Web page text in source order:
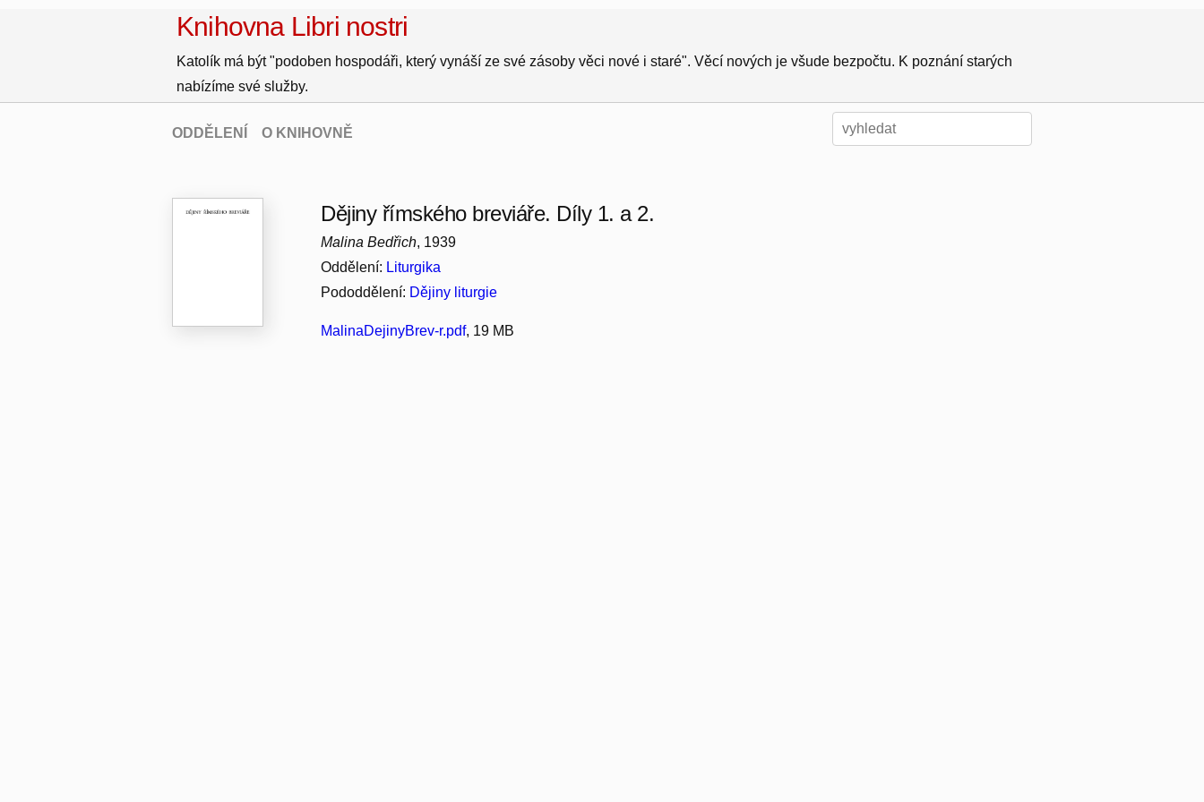
Knihovna Libri nostri
Katolík má být "podoben hospodáři, který vynáší ze své zásoby věci nové i staré". Věcí nových je všude bezpočtu. K poznání starých
nabízíme své služby.
ODDĚLENÍ O KNIHOVNĚ
Dějiny římského breviáře. Díly 1. a 2.
Malina Bedřich, 1939
Oddělení: Liturgika
Pododdělení: Dějiny liturgie
MalinaDejinyBrev-r.pdf, 19 MB